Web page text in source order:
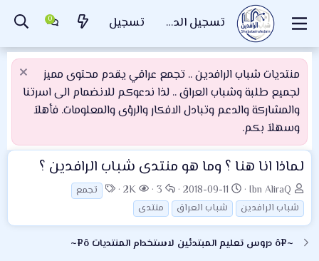
تسجيل الدخول تسجيل
منتديات شباب الرافدين .. تجمع عراقي يقدم محتوى مميز
لجميع طلبة وشباب العراق .. لذا ندعوكم للانضمام الى اسرتنا
والمشاركة والدعم وتبادل الافكار والرؤى والمعلومات. فأهلاَ
وسهلاَ بكم.
لماذا انا هنا ؟ وما هو منتدى شباب الرافدين ؟
ب
ا
د
ئ
Ibn AliraQ
ت
ا
ر
خ
2018-09-11
ا
ل
ر
3
ا
ل
م
ش
ا
2K
ا
س
تجمع
شباب الرافدين
شباب العراق منتدى
~¤ô دروس تعليم المبتدئين لاستخدام المنتديات ô¤~